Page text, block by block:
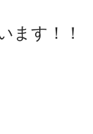
ます！！